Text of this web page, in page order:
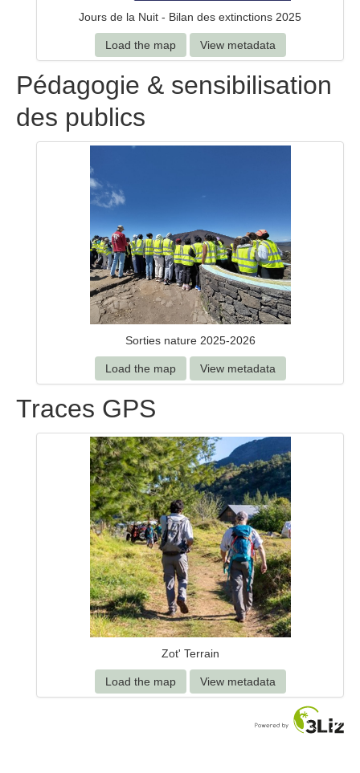
Jours de la Nuit - Bilan des extinctions 2025
Load the map View metadata
Pédagogie & sensibilisation
des publics
Sorties nature 2025-2026
Load the map View metadata
Traces GPS
Zot' Terrain
Load the map View metadata